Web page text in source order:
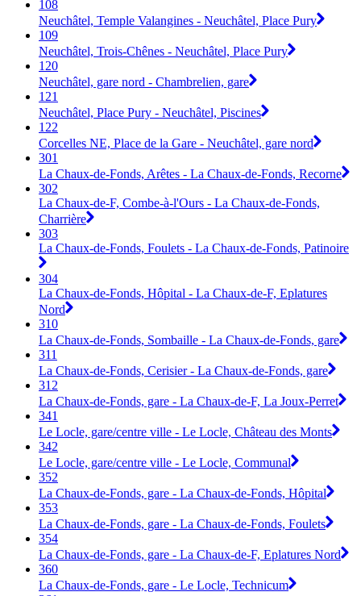
108
Neuchâtel, Temple Valangines - Neuchâtel, Place Pury
109
Neuchâtel, Trois-Chênes - Neuchâtel, Place Pury
120
Neuchâtel, gare nord - Chambrelien, gare
121
Neuchâtel, Place Pury - Neuchâtel, Piscines
122
Corcelles NE, Place de la Gare - Neuchâtel, gare nord
301
La Chaux-de-Fonds, Arêtes - La Chaux-de-Fonds, Recorne
302
La Chaux-de-F, Combe-à-l'Ours - La Chaux-de-Fonds,
Charrière
303
La Chaux-de-Fonds, Foulets - La Chaux-de-Fonds, Patinoire
304
La Chaux-de-Fonds, Hôpital - La Chaux-de-F, Eplatures
Nord
310
La Chaux-de-Fonds, Sombaille - La Chaux-de-Fonds, gare
311
La Chaux-de-Fonds, Cerisier - La Chaux-de-Fonds, gare
312
La Chaux-de-Fonds, gare - La Chaux-de-F, La Joux-Perret
341
Le Locle, gare/centre ville - Le Locle, Château des Monts
342
Le Locle, gare/centre ville - Le Locle, Communal
352
La Chaux-de-Fonds, gare - La Chaux-de-Fonds, Hôpital
353
La Chaux-de-Fonds, gare - La Chaux-de-Fonds, Foulets
354
La Chaux-de-Fonds, gare - La Chaux-de-F, Eplatures Nord
360
La Chaux-de-Fonds, gare - Le Locle, Technicum